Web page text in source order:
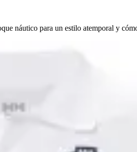
náutico para un estilo atemporal y